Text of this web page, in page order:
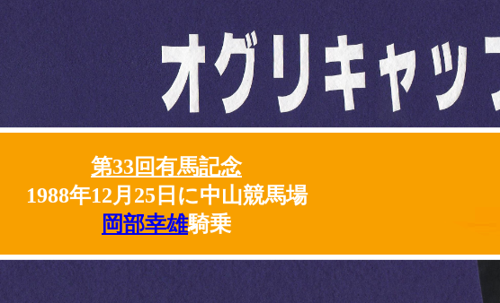
第33回有馬記念
1988年12月25日に中山競馬場
岡部幸雄騎乗